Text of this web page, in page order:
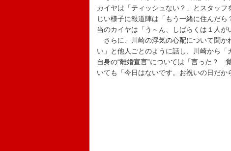
カイヤは「ティッシュない？」とスタッ
じい様子に報道陣は「もう一緒に住んだ
当のカイヤは「う～ん、しばらくは１人が
さらに、川崎の浮気の心配について聞か
い」と他人ごとのように話し、川崎から「
自身の“離婚宣言”については「言った？
いても「今日はないです。お祝いの日だか